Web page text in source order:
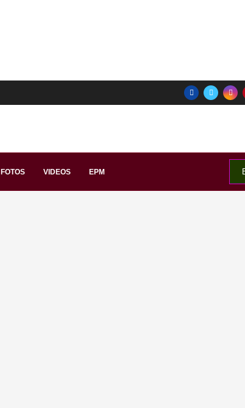
FOTOS VIDEOS EPM